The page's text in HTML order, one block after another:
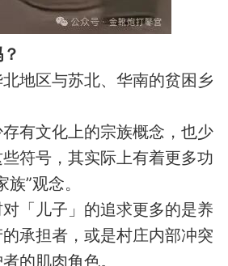
区与苏北、华南的贫困乡
文化上的宗族概念，也少
符号，其实际上有着更多功
”观念。
儿子」的追求更多的是养
承担者，或是村庄内部冲突
的肌肉角色。